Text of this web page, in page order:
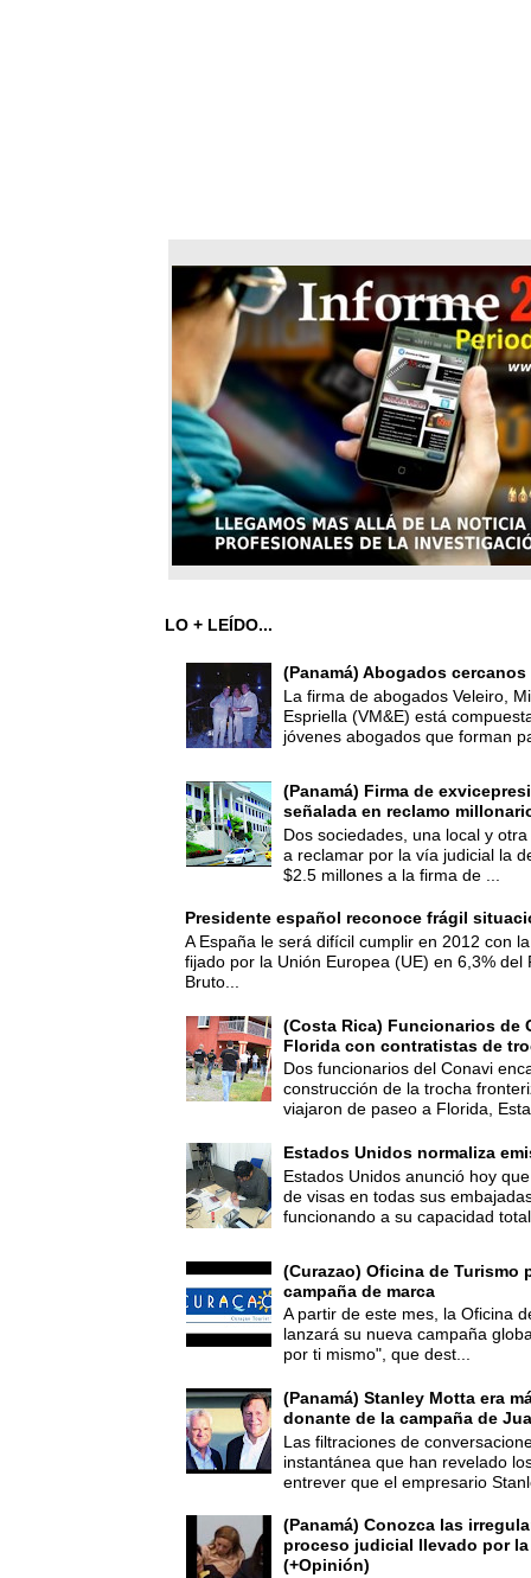
LO + LEÍDO...
(Panamá) Abogados
La firma de abogados Veleiro,
Espriella (VM&E) está
jóvenes abogados que forman
(Panamá) Firma de
señalada en reclamo
Dos sociedades, una local y
a reclamar por la vía judicial la
$2.5 millones a la firma de ...
Presidente español reconoce frágil
A España le será difícil cumplir en 2012 con
fijado por la Unión Europea (UE) en 6,3% del
Bruto...
(Costa Rica) Funcionarios de
Florida con contratistas de
Dos funcionarios del Conavi
construcción de la trocha
viajaron de paseo a Florida,
Estados Unidos normaliza
Estados Unidos anunció hoy
de visas en todas sus
funcionando a su capacidad
(Curazao) Oficina de Turismo
campaña de marca
A partir de este mes, la Oficina
lanzará su nueva campaña
por ti mismo", que dest...
(Panamá) Stanley Motta era
donante de la campaña de
Las filtraciones de
instantánea que han revelado
entrever que el empresario
(Panamá) Conozca las
proceso judicial llevado por
(+Opinión)